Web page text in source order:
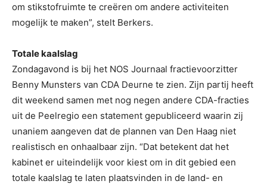
om stikstofruimte te creëren om andere activiteiten
mogelijk te maken”, stelt Berkers.
Totale kaalslag
Zondagavond is bij het NOS Journaal fractievoorzitter
Benny Munsters van CDA Deurne te zien. Zijn partij heeft
dit weekend samen met nog negen andere CDA-fracties
uit de Peelregio een statement gepubliceerd waarin zij
unaniem aangeven dat de plannen van Den Haag niet
realistisch en onhaalbaar zijn. “Dat betekent dat het
kabinet er uiteindelijk voor kiest om in dit gebied een
totale kaalslag te laten plaatsvinden in de land- en